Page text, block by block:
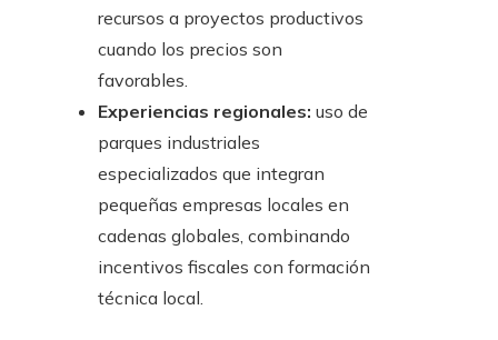
recursos a proyectos productivos
cuando los precios son
favorables.
Experiencias regionales: uso de
parques industriales
especializados que integran
pequeñas empresas locales en
cadenas globales, combinando
incentivos fiscales con formación
técnica local.